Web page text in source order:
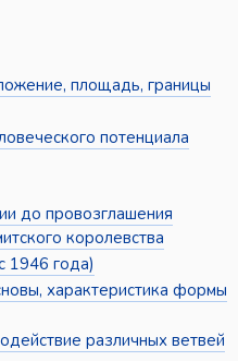
площадь, границы
потенциала
до провозглашения
королевства
1946 года)
характеристика формы
различных ветвей